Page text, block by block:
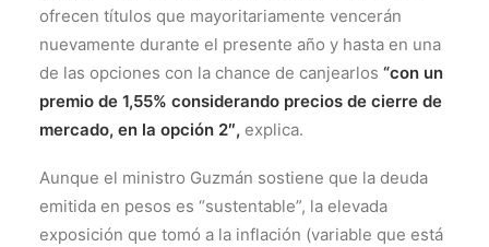
ofrecen títulos que mayoritariamente vencerán
nuevamente durante el presente año y hasta en una
de las opciones con la chance de canjearlos “con un
premio de 1,55% considerando precios de cierre de
mercado, en la opción 2″, explica.
Aunque el ministro Guzmán sostiene que la deuda
emitida en pesos es “sustentable”, la elevada
exposición que tomó a la inflación (variable que está